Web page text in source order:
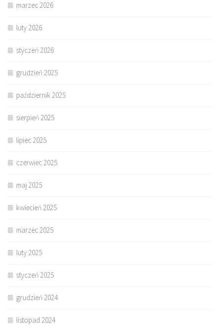
marzec 2026
luty 2026
styczeń 2026
grudzień 2025
październik 2025
sierpień 2025
lipiec 2025
czerwiec 2025
maj 2025
kwiecień 2025
marzec 2025
luty 2025
styczeń 2025
grudzień 2024
listopad 2024